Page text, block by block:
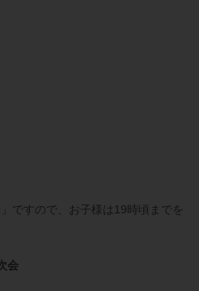
ですので、お子様は19時頃までを
会